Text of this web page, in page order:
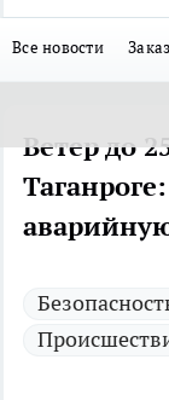
Все новости
Ветер до